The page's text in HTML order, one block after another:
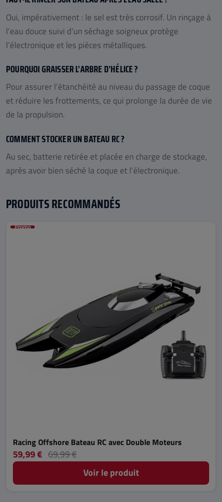
Oui, impérativement : le sel est très corrosif. Un rinçage à
l’eau douce suivi d’un séchage soigneux protège
l’électronique et les pièces métalliques.
POURQUOI GRAISSER L’ARBRE D’HÉLICE ?
Pour assurer l’étanchéité au niveau du passage de coque
et réduire les frottements, ce qui prolonge la durée de vie
de la propulsion.
COMMENT STOCKER UN BATEAU RC ?
Au sec, batterie retirée et placée en charge de stockage,
après avoir bien séché la coque et l’électronique.
PRODUITS RECOMMANDÉS
Promo
Racing Offshore Bateau RC avec Double Moteurs
59,99 € 69,99 €
Voir le produit